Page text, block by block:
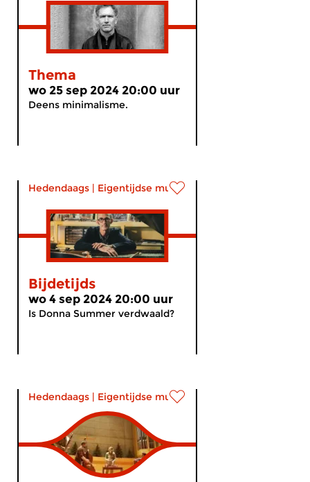
Thema
wo 25 sep 2024 20:00 uur
Deens minimalisme.
Hedendaags | Eigentijdse muziek
Bijdetijds
wo 4 sep 2024 20:00 uur
Is Donna Summer verdwaald?
Hedendaags | Eigentijdse muziek